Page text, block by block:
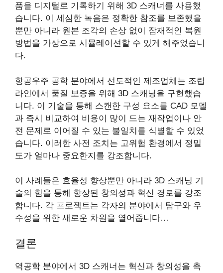
품을 디지털로 기록하기 위해 3D 스캐너를 사용했
습니다. 이 세심한 녹음은 정확한 참조를 보존했을
뿐만 아니라 원본 조각의 손상 없이 잠재적인 복원
방법을 가상으로 시뮬레이션할 수 있게 해주었습니
다.
항공우주 공학 분야에서 선도적인 제조업체는 조립
라인에서 품질 보증을 위해 3D 스캐닝을 구현했습
니다. 이 기술을 통해 스캔한 구성 요소를 CAD 모델
과 즉시 비교하여 비용이 많이 드는 재작업이나 안
전 문제로 이어질 수 있는 불일치를 식별할 수 있었
습니다. 이러한 사전 조치는 고위험 환경에서 정밀
도가 얼마나 중요한지를 강조합니다.
이 사례들은 효율성 향상뿐만 아니라 3D 스캐닝 기
술의 힘을 통해 향상된 창의성과 혁신 경로를 강조
합니다. 각 프로젝트는 각자의 분야에서 탐구와 우
수성을 위한 새로운 차원을 열어줍니다…
결론
역공학 분야에서 3D 스캐너는 혁신과 창의성을 촉